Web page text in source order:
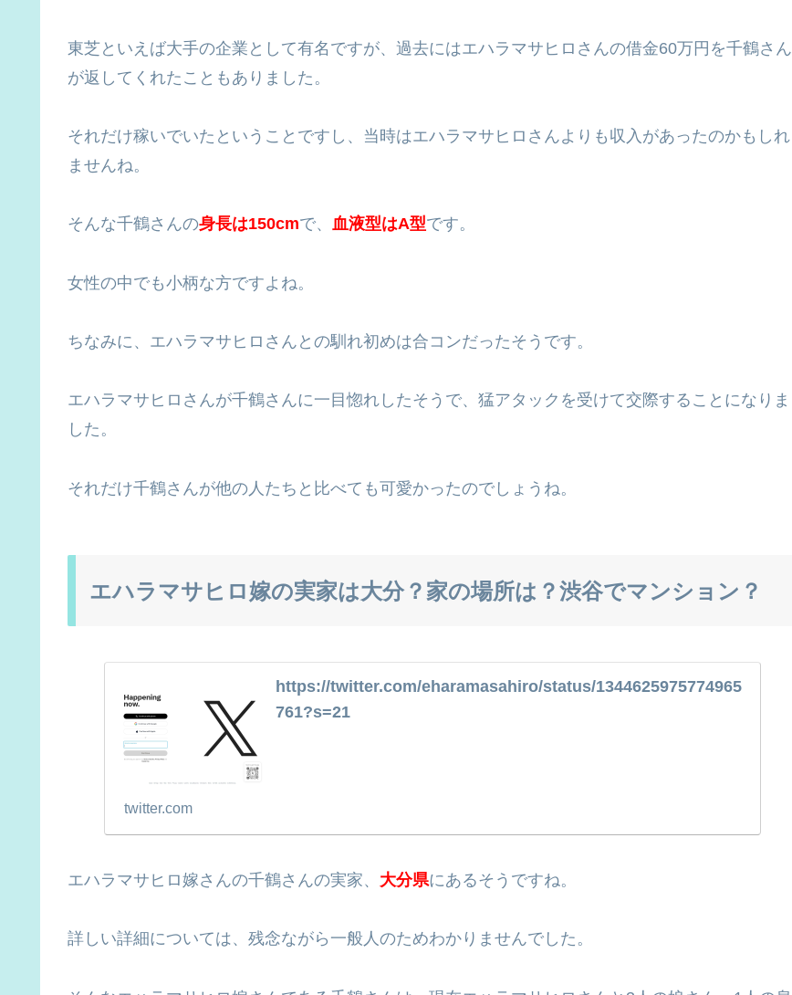
東芝といえば大手の企業として有名ですが、過去にはエハラマサヒロさんの借金60万円を千鶴さん
が返してくれたこともありました。
それだけ稼いでいたということですし、当時はエハラマサヒロさんよりも収入があったのかもしれ
ませんね。
そんな千鶴さんの身長は150cmで、 血液型はA型です。
女性の中でも小柄な方ですよね。
ちなみに、エハラマサヒロさんとの馴れ初めは合コンだったそうです。
エハラマサヒロさんが千鶴さんに一目惚れしたそうで、猛アタックを受けて交際することになりま
した。
それだけ千鶴さんが他の人たちと比べても可愛かったのでしょうね。
エハラマサヒロ嫁の実家は大分？家の場所は？渋谷でマンション？
https://twitter.com/eharamasahiro/status/1344625975774965
761?s=21
twitter.com
エハラマサヒロ嫁さんの千鶴さんの実家、 大分県にあるそうですね。
詳しい詳細については、残念ながら一般人のためわかりませんでした。